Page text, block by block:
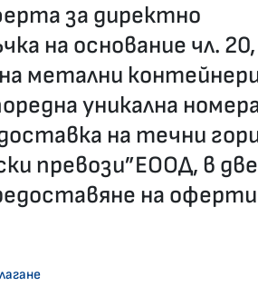
за директно
на основание чл. 20,
метални
уникална
на течни
превози”ЕООД, в две
на